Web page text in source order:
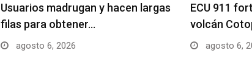
Usuarios madrugan y hacen largas
filas para obtener…
agosto 6, 2026
ECU 911
volcán
agosto 6,